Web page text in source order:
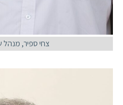
צחי ספיר, מנהל